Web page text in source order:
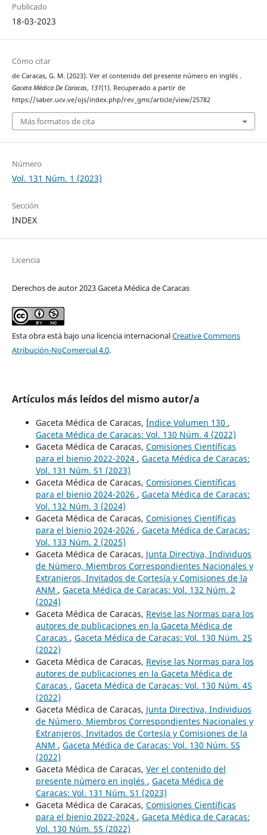
Publicado
18-03-2023
Cómo citar
de Caracas, G. M. (2023). Ver el contenido del presente número en inglés .
Gaceta Médica De Caracas, 131(1). Recuperado a partir de
https://saber.ucv.ve/ojs/index.php/rev_gmc/article/view/25782
Más formatos de cita
Número
Vol. 131 Núm. 1 (2023)
Sección
INDEX
Licencia
Derechos de autor 2023 Gaceta Médica de Caracas
Esta obra está bajo una licencia internacionalCreative Commons
Atribución-NoComercial 4.0.
Artículos más leídos del mismo autor/a
Gaceta Médica de Caracas, Índice Volumen 130 ,
Gaceta Médica de Caracas: Vol. 130 Núm. 4 (2022)
Gaceta Médica de Caracas, Comisiones Científicas
para el bienio 2022-2024 , Gaceta Médica de Caracas:
Vol. 131 Núm. S1 (2023)
Gaceta Médica de Caracas, Comisiones Científicas
para el bienio 2024-2026 , Gaceta Médica de Caracas:
Vol. 132 Núm. 3 (2024)
Gaceta Médica de Caracas, Comisiones Científicas
para el bienio 2024-2026 , Gaceta Médica de Caracas:
Vol. 133 Núm. 2 (2025)
Gaceta Médica de Caracas, Junta Directiva, Individuos
de Número, Miembros Correspondientes Nacionales y
Extranjeros, Invitados de Cortesía y Comisiones de la
ANM , Gaceta Médica de Caracas: Vol. 132 Núm. 2
(2024)
Gaceta Médica de Caracas, Revise las Normas para los
autores de publicaciones en la Gaceta Médica de
Caracas , Gaceta Médica de Caracas: Vol. 130 Núm. 2S
(2022)
Gaceta Médica de Caracas, Revise las Normas para los
autores de publicaciones en la Gaceta Médica de
Caracas , Gaceta Médica de Caracas: Vol. 130 Núm. 4S
(2022)
Gaceta Médica de Caracas, Junta Directiva, Individuos
de Número, Miembros Correspondientes Nacionales y
Extranjeros, Invitados de Cortesía y Comisiones de la
ANM , Gaceta Médica de Caracas: Vol. 130 Núm. 5S
(2022)
Gaceta Médica de Caracas, Ver el contenido del
presente número en inglés , Gaceta Médica de
Caracas: Vol. 131 Núm. S1 (2023)
Gaceta Médica de Caracas, Comisiones Científicas
para el bienio 2022-2024 , Gaceta Médica de Caracas:
Vol. 130 Núm. 5S (2022)